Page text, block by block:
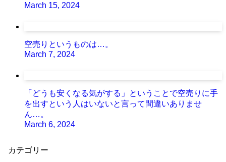
March 15, 2024
空売りというものは…。
March 7, 2024
「どうも安くなる気がする」ということで空売りに手
を出すという人はいないと言って間違いありませ
ん…。
March 6, 2024
カテゴリー